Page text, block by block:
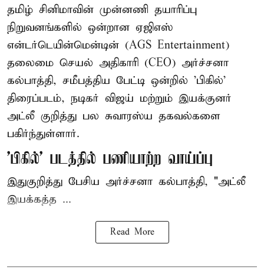
தமிழ் சினிமாவின் முன்னணி தயாரிப்பு
நிறுவனங்களில் ஒன்றான ஏஜிஎஸ்
என்டர்டெயின்மென்டின் (AGS Entertainment)
தலைமை செயல் அதிகாரி (CEO) அர்ச்சனா
கல்பாத்தி, சமீபத்திய பேட்டி ஒன்றில் 'பிகில்'
திரைப்படம், நடிகர் விஜய் மற்றும் இயக்குனர்
அட்லீ குறித்து பல சுவாரஸ்ய தகவல்களை
பகிர்ந்துள்ளார்.
'பிகில்' படத்தில் பணியாற்ற வாய்ப்பு
இதுகுறித்து பேசிய அர்ச்சனா கல்பாத்தி, "அட்லீ
இயக்கத்த ...
Read More